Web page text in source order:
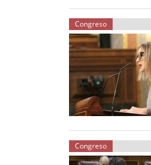
Congreso
Congreso